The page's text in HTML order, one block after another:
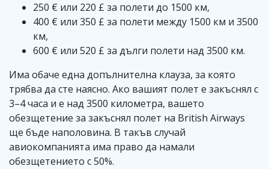
250 € или 220 £ за полети до 1500 км,
400 € или 350 £ за полети между 1500 км и 3500
км,
600 € или 520 £ за дълги полети над 3500 км.
Има обаче една допълнителна клауза, за която
трябва да сте наясно. Ако вашият полет е закъснял с
3–4 часа и е над 3500 километра, вашето
обезщетение за закъснял полет на British Airways
ще бъде наполовина. В такъв случай
авиокомпанията има право да намали
обезщетението с 50%.